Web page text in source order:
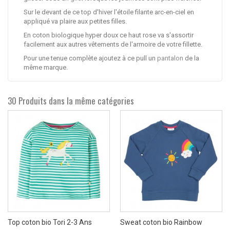
Sur le devant de ce top d'hiver l'étoile filante arc-en-ciel en
appliqué va plaire aux petites filles.
En coton biologique hyper doux ce haut rose va s'assortir
facilement aux autres vêtements de l'armoire de votre fillette.
Pour une tenue complète ajoutez à ce pull un pantalon de la
même marque.
30 Produits dans la même catégories
Top coton bio Tori 2-3 Ans Sweat coton bio Rainbow